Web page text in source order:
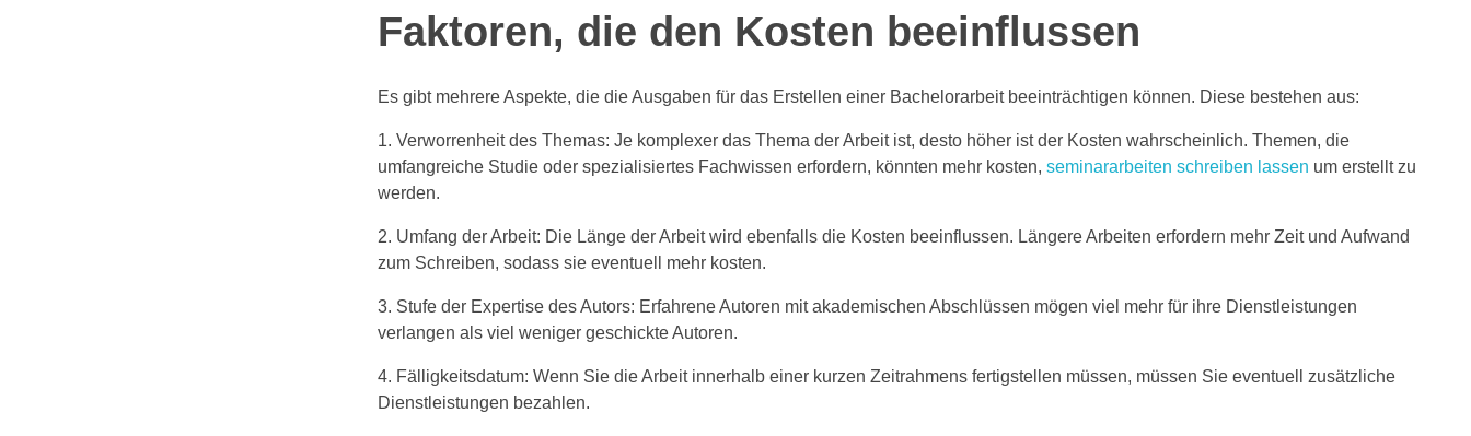
Faktoren, die den Kosten beeinflussen
Es gibt mehrere Aspekte, die die Ausgaben für das Erstellen einer Bachelorarbeit beeinträchtigen können. Diese bestehen aus:
1. Verworrenheit des Themas: Je komplexer das Thema der Arbeit ist, desto höher ist der Kosten wahrscheinlich. Themen, die
umfangreiche Studie oder spezialisiertes Fachwissen erfordern, könnten mehr kosten,seminararbeiten schreiben lassen um erstellt zu
werden.
2. Umfang der Arbeit: Die Länge der Arbeit wird ebenfalls die Kosten beeinflussen. Längere Arbeiten erfordern mehr Zeit und Aufwand
zum Schreiben, sodass sie eventuell mehr kosten.
3. Stufe der Expertise des Autors: Erfahrene Autoren mit akademischen Abschlüssen mögen viel mehr für ihre Dienstleistungen
verlangen als viel weniger geschickte Autoren.
4. Fälligkeitsdatum: Wenn Sie die Arbeit innerhalb einer kurzen Zeitrahmens fertigstellen müssen, müssen Sie eventuell zusätzliche
Dienstleistungen bezahlen.